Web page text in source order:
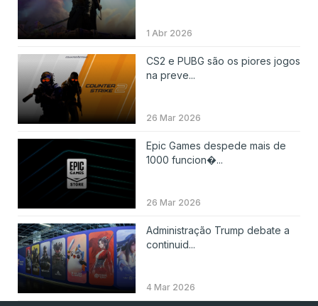
1 Abr 2026
CS2 e PUBG são os piores jogos
na preve...
26 Mar 2026
Epic Games despede mais de
1000 funcion�...
26 Mar 2026
Administração Trump debate a
continuid...
4 Mar 2026